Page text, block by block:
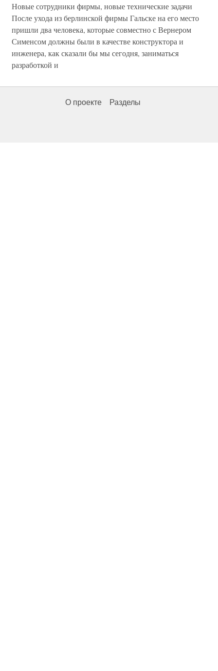
Новые сотрудники фирмы, новые технические задачи
После ухода из берлинской фирмы Гальске на его место
пришли два человека, которые совместно с Вернером
Сименсом должны были в качестве конструктора и
инженера, как сказали бы мы сегодня, заниматься
разработкой и
О проекте Разделы